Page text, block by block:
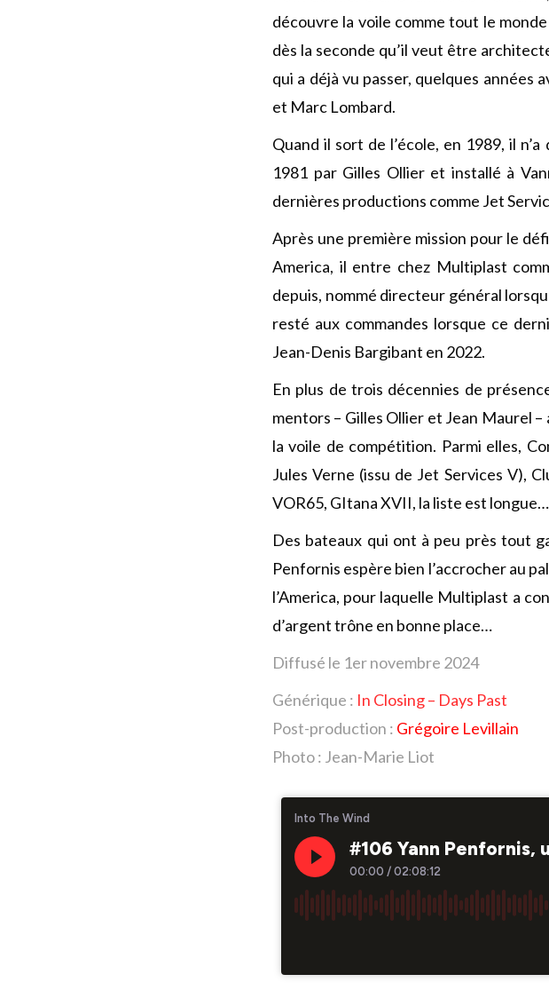
découvre la voile comme tout le
dès la seconde qu’il veut être
qui a déjà vu passer, quelques
et Marc Lombard.
Quand il sort de l’école, en 1989, il
1981 par Gilles Ollier et installé à
dernières productions comme Jet
Après une première mission pour le
America, il entre chez Multiplast
depuis, nommé directeur général
resté aux commandes lorsque ce
Jean-Denis Bargibant en 2022.
En plus de trois décennies de
mentors – Gilles Ollier et Jean Maurel
la voile de compétition. Parmi elles,
Jules Verne (issu de Jet Services V),
VOR65, GItana XVII, la liste est longue…
Des bateaux qui ont à peu près tout
Penfornis espère bien l’accrocher au
l’America, pour laquelle Multiplast a
d’argent trône en bonne place…
Diffusé le 1er novembre 2024
Générique : In Closing – Days Past
Post-production : Grégoire Levillain
Photo : Jean-Marie Liot